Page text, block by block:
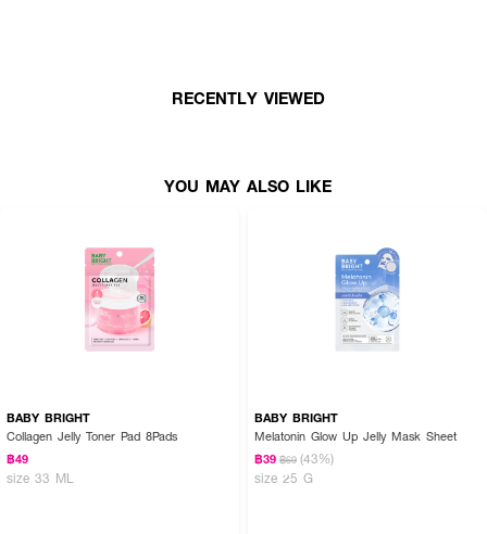
RECENTLY VIEWED
YOU MAY ALSO LIKE
BABY BRIGHT
Collagen Jelly Toner Pad 8Pads
฿49
size 33 ML
BABY BRIGHT
Melatonin Glow Up Jelly Mask Sheet
฿39 ฿69 (43%)
size 25 G